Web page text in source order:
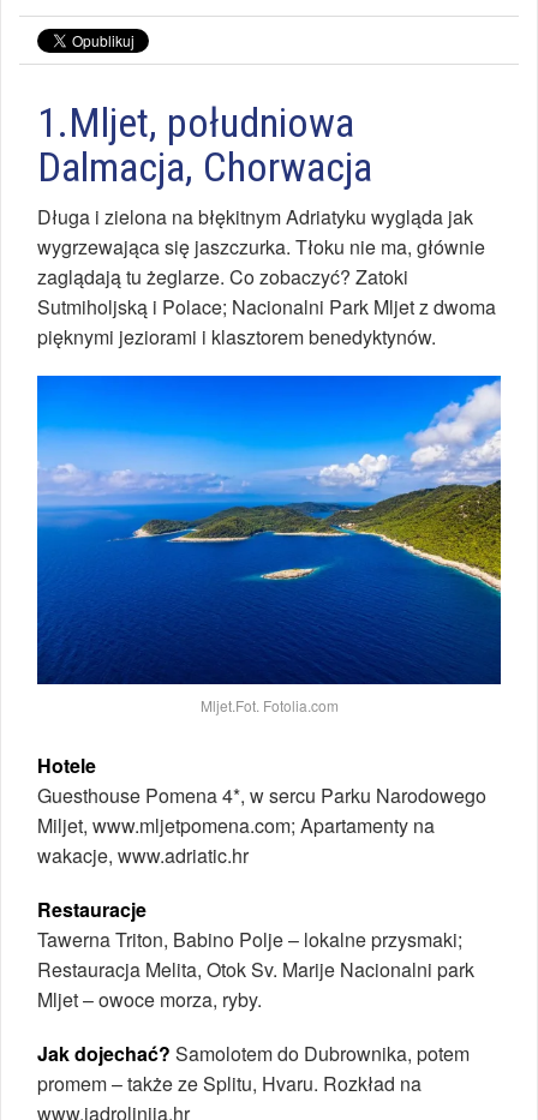
1.Mljet, południowa
Dalmacja, Chorwacja
Długa i zielona na błękitnym Adriatyku wygląda jak
wygrzewająca się jaszczurka. Tłoku nie ma, głównie
zaglądają tu żeglarze. Co zobaczyć? Zatoki
Sutmiholjską i Polace; Nacionalni Park Mljet z dwoma
pięknymi jeziorami i klasztorem benedyktynów.
Mljet.Fot. Fotolia.com
Hotele
Guesthouse Pomena 4*, w sercu Parku Narodowego
Miljet, www.mljetpomena.com; Apartamenty na
wakacje, www.adriatic.hr
Restauracje
Tawerna Triton, Babino Polje – lokalne przysmaki;
Restauracja Melita, Otok Sv. Marije Nacionalni park
Mljet – owoce morza, ryby.
Jak dojechać? Samolotem do Dubrownika, potem
promem – także ze Splitu, Hvaru. Rozkład na
www.jadrolinija.hr